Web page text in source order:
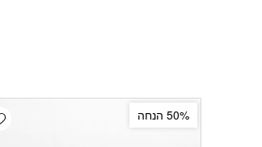
50% הנחה